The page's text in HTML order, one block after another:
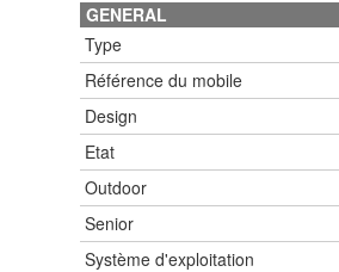
GENERAL
Type
Référence du mobile
Design
Etat
Outdoor
Senior
Système d'exploitation